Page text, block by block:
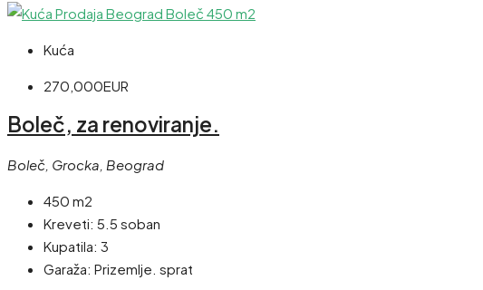
Kuća
270,000EUR
Boleč, za renoviranje.
Boleč, Grocka, Beograd
450 m2
Kreveti: 5.5 soban
Kupatila: 3
Garaža: Prizemlje. sprat